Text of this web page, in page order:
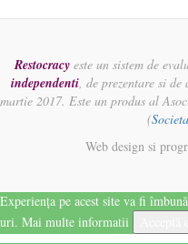
Restocracy este un sistem de
independenti, de prezentare si
martie 2017. Este un produs al
(
Web design si
Experiența pe acest site va fi
uri. Mai multe informatii